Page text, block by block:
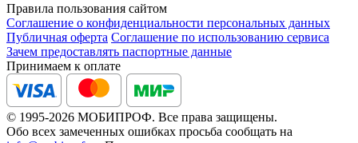
Правила пользования сайтом
Соглашение о конфиденциальности персональных данных
Публичная оферта Соглашение по использованию сервиса
Зачем предоставлять паспортные данные
Принимаем к оплате
© 1995-2026 МОБИПРОФ. Все права защищены.
Обо всех замеченных ошибках просьба сообщать на